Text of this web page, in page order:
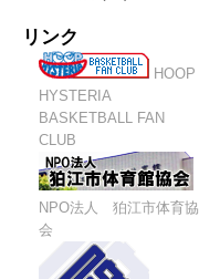
リンク
HOOP
HYSTERIA
BASKETBALL FAN
CLUB
NPO法人 狛江市体育協
会